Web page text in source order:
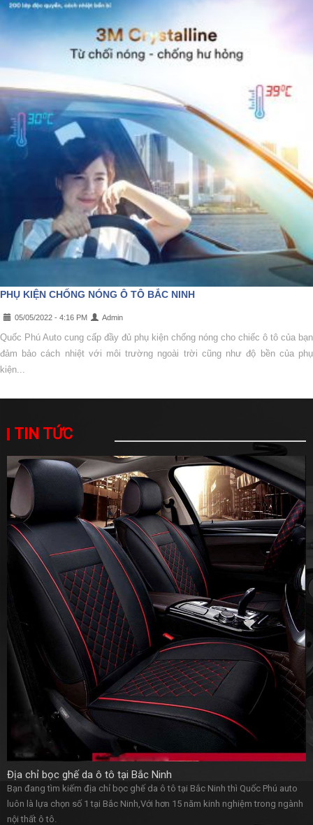
PHỤ KIỆN CHỐNG NÓNG Ô TÔ BẮC NINH
05/05/2022 - 4:16 PM Admin
Quốc Phú Auto cung cấp đầy đủ phụ kiện chống nóng cho chiếc ô tô của bạn
đảm bảo cách nhiệt với môi trường ngoài trời cũng như độ bền của phụ
kiện...
TIN TỨC
Địa chỉ bọc ghế da ô tô tại Bắc Ninh
Bạn đang tìm kiếm địa chỉ bọc ghế da ô tô tại Bắc Ninh thì Quốc Phú auto
luôn là lựa chọn số 1 tại Bắc Ninh,Với hơn 15 năm kinh nghiệm trong ngành
nội thất ô tô.